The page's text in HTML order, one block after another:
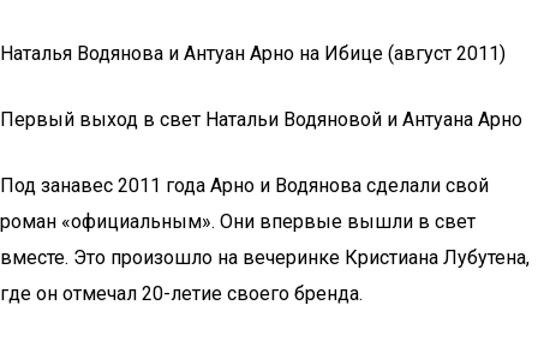
Наталья Водянова и Антуан Арно на Ибице (август 2011)
Первый выход в свет Натальи Водяновой и Антуана Арно
Под занавес 2011 года Арно и Водянова сделали свой
роман «официальным». Они впервые вышли в свет
вместе. Это произошло на вечеринке Кристиана Лубутена,
где он отмечал 20-летие своего бренда.